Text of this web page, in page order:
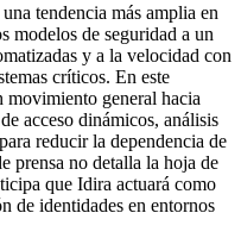
tendencia más amplia en
modelos de seguridad a un
y a la velocidad con
críticos. En este
movimiento general hacia
acceso dinámicos, análisis
reducir la dependencia de
prensa no detalla la hoja de
que Idira actuará como
de identidades en entornos